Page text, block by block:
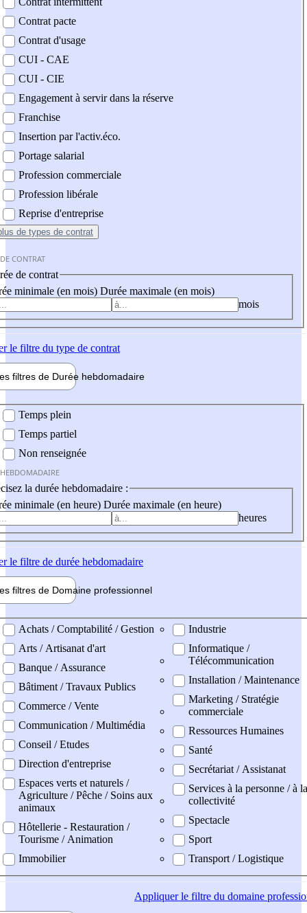
Contrat pacte
Contrat d'usage
CUI - CAE
CUI - CIE
Engagement à servir dans la réserve
Franchise
Insertion par l'activ.éco.
Portage salarial
Profession commerciale
Profession libérale
Reprise d'entreprise
de types de contrat
CONTRAT
de contrat
minimale (en mois) Durée maximale (en mois)
mois
le filtre du type de contrat
filtres de Durée hebdomadaire
Temps plein
Temps partiel
Non renseignée
la durée hebdomadaire :
minimale (en heure) Durée maximale (en heure)
heures
le filtre de durée hebdomadaire
filtres de Domaine professionnel
professionel
Achats / Comptabilité / Gestion
Arts / Artisanat d'art
Banque / Assurance
Bâtiment / Travaux Publics
Commerce / Vente
Communication / Multimédia
Conseil / Etudes
Direction d'entreprise
Espaces verts et naturels /
Agriculture / Pêche / Soins aux
animaux
Hôtellerie - Restauration /
Tourisme / Animation
Immobilier
Industrie
Informatique /
Télécommunication
Installation / Maintenance
Marketing / Stratégie
commerciale
Ressources Humaines
Santé
Secrétariat / Assistanat
Services à la personne / à la
collectivité
Spectacle
Sport
Transport / Logistique
Appliquerle filtre du domaine